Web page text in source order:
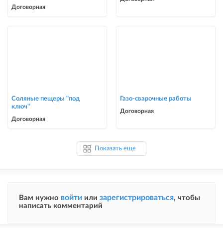
Договорная
Соляные пещеры "под
ключ"
Договорная
Газо-сварочные работы
Договорная
Показать еще
Вам нужно войти или зарегистрироваться, чтобы
написать комментарий